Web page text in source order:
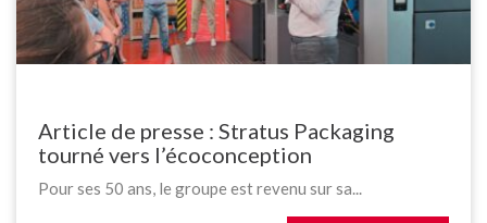
Article de presse : Stratus Packaging
tourné vers l’écoconception
Pour ses 50 ans, le groupe est revenu sur sa...